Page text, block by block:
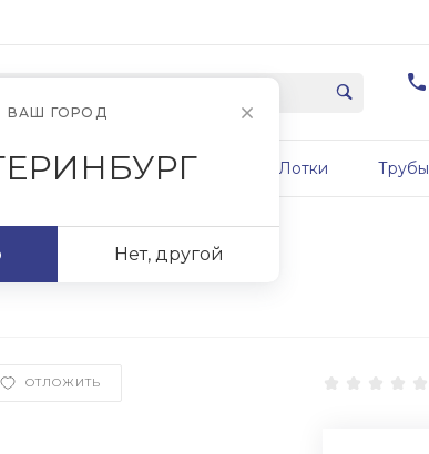
Сваи Фундаменты Лотки Трубы
ОТЛОЖИТЬ
ВАШ ГОРОД
Нет, другой